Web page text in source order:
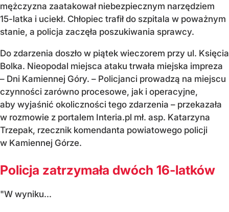
mężczyzna zaatakował niebezpiecznym narzędziem
15-latka i uciekł. Chłopiec trafił do szpitala w poważnym
stanie, a policja zaczęła poszukiwania sprawcy.
Do zdarzenia doszło w piątek wieczorem przy ul. Księcia
Bolka. Nieopodal miejsca ataku trwała miejska impreza
– Dni Kamiennej Góry. – Policjanci prowadzą na miejscu
czynności zarówno procesowe, jak i operacyjne,
aby wyjaśnić okoliczności tego zdarzenia – przekazała
w rozmowie z portalem Interia.pl mł. asp. Katarzyna
Trzepak, rzecznik komendanta powiatowego policji
w Kamiennej Górze.
Policja zatrzymała dwóch 16-latków
"W wyniku...